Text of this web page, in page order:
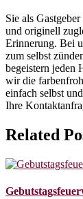
Sie als
und originell
Erinnerung. Bei
zum selbst
begeistern jeden
wir die
einfach selbst
Ihre
Related